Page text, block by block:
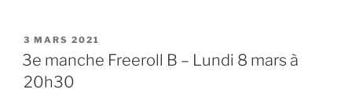
PUBLIÉ
LE
3 MARS 2021
3e manche Freeroll B – Lundi 8 mars à
20h30